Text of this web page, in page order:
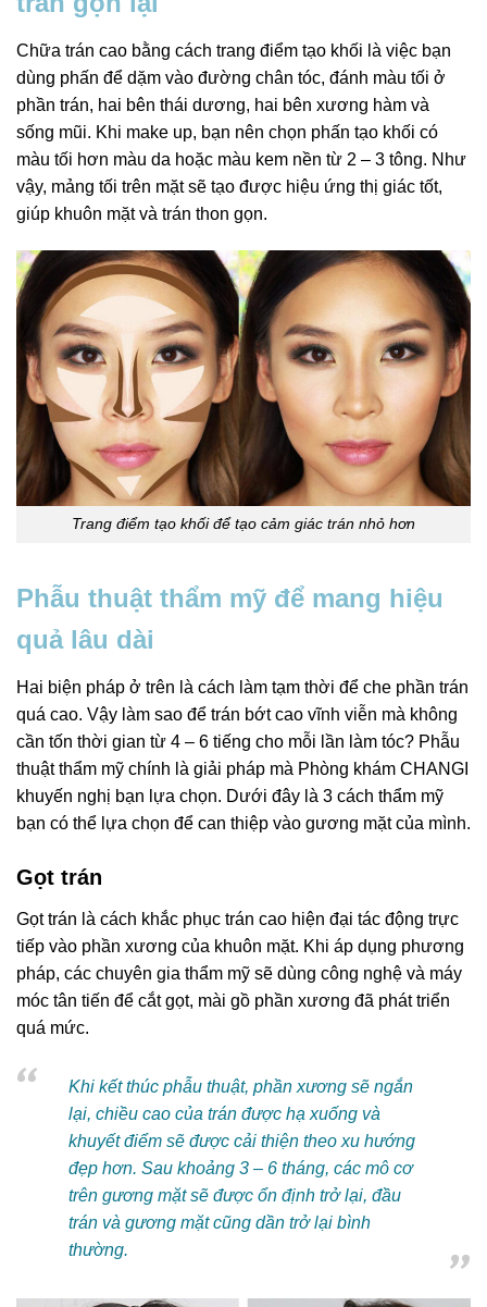
Chữa trán cao bằng cách trang điểm tạo khối là việc bạn
dùng phấn để dặm vào đường chân tóc, đánh màu tối ở
phần trán, hai bên thái dương, hai bên xương hàm và
sống mũi. Khi make up, bạn nên chọn phấn tạo khối có
màu tối hơn màu da hoặc màu kem nền từ 2 – 3 tông. Như
vậy, mảng tối trên mặt sẽ tạo được hiệu ứng thị giác tốt,
giúp khuôn mặt và trán thon gọn.
Trang điểm tạo khối để tạo cảm giác trán nhỏ hơn
Phẫu thuật thẩm mỹ để mang hiệu
quả lâu dài
Hai biện pháp ở trên là cách làm tạm thời để che phần trán
quá cao. Vậy làm sao để trán bớt cao vĩnh viễn mà không
cần tốn thời gian từ 4 – 6 tiếng cho mỗi lần làm tóc? Phẫu
thuật thẩm mỹ chính là giải pháp mà Phòng khám CHANGI
khuyến nghị bạn lựa chọn. Dưới đây là 3 cách thẩm mỹ
bạn có thể lựa chọn để can thiệp vào gương mặt của mình.
Gọt trán
Gọt trán là cách khắc phục trán cao hiện đại tác động trực
tiếp vào phần xương của khuôn mặt. Khi áp dụng phương
pháp, các chuyên gia thẩm mỹ sẽ dùng công nghệ và máy
móc tân tiến để cắt gọt, mài gồ phần xương đã phát triển
quá mức.
Khi kết thúc phẫu thuật, phần xương sẽ ngắn
lại, chiều cao của trán được hạ xuống và
khuyết điểm sẽ được cải thiện theo xu hướng
đẹp hơn. Sau khoảng 3 – 6 tháng, các mô cơ
trên gương mặt sẽ được ổn định trở lại, đầu
trán và gương mặt cũng dần trở lại bình
thường.